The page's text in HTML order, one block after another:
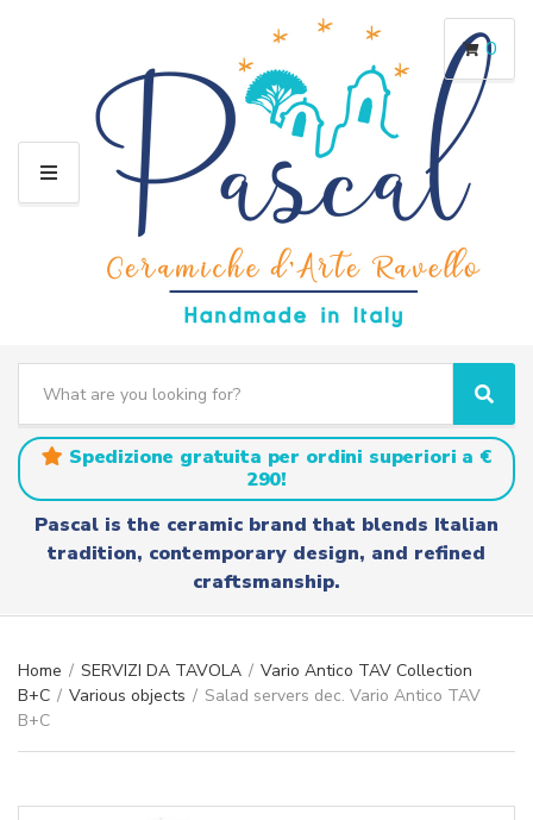
M
a
t
g
a
r
c
h
S
e
a
r
c
h
Spedizione gratuita per ordini superiori a €
290!
Pascal is the ceramic brand that blends Italian
tradition, contemporary design, and refined
craftsmanship.
0
Home / SERVIZI DA TAVOLA / Vario Antico TAV Collection
B+C / Various objects / Salad servers dec. Vario Antico TAV
B+C